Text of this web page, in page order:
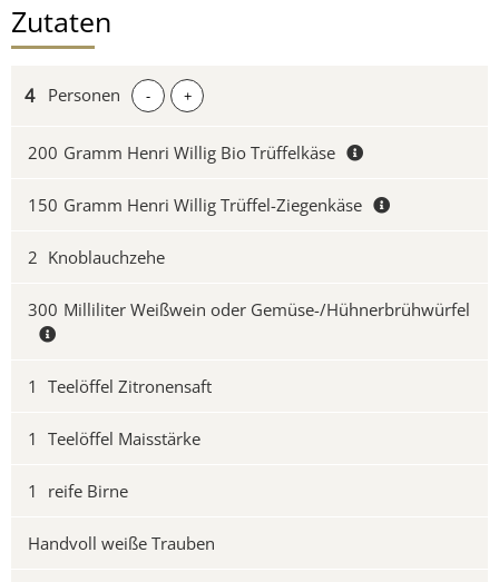
Zutaten
Personen - +
200 Gramm Henri Willig Bio Trüffelkäse
150 Gramm Henri Willig Trüffel-Ziegenkäse
2 Knoblauchzehe
300 Milliliter Weißwein oder Gemüse-/Hühnerbrühwürfel
1 Teelöffel Zitronensaft
1 Teelöffel Maisstärke
1 reife Birne
Handvoll weiße Trauben